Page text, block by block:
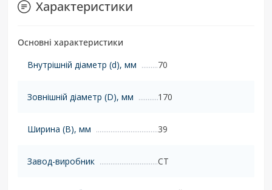
Характеристики
Основні характеристики
Внутрішній діаметр (d), мм
70
Зовнішній діаметр (D), мм 170
Ширина (B), мм 39
Завод-виробник CT